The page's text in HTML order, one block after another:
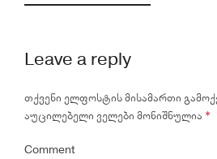
Leave a reply
თქვენი ელფოსტის მისამართი
აუცილებელი ველები მონიშნულია *
Comment